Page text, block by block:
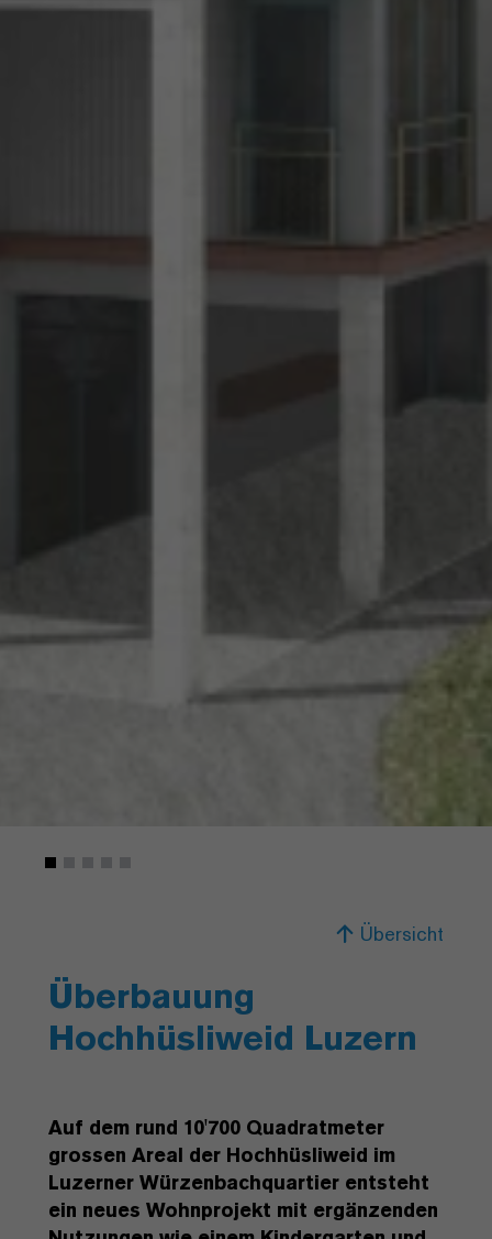
Übersicht
Überbauung
Hochhüsliweid Luzern
Auf dem rund 10'700 Quadratmeter
grossen Areal der Hochhüsliweid im
Luzerner Würzenbachquartier entsteht
ein neues Wohnprojekt mit ergänzenden